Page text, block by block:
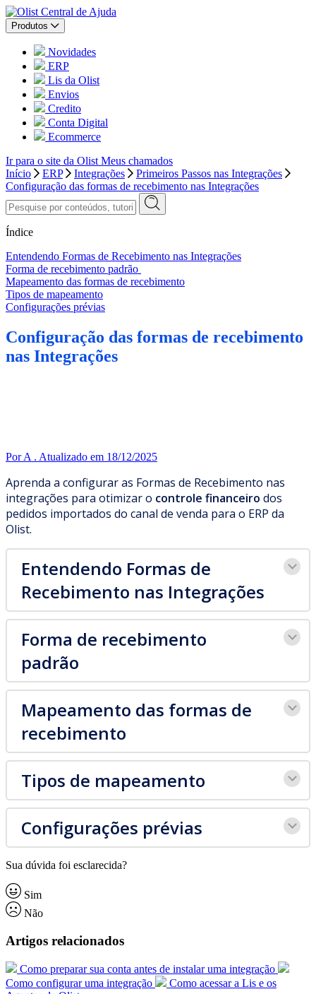
Central de Ajuda
Produtos
Novidades
ERP
Lis da Olist
Envios
Credito
Conta Digital
Ecommerce
Ir para o site da Olist Meus chamados
Início
ERP Integrações
Primeiros Passos nas Integrações
Configuração das formas de recebimento nas Integrações
Índice
Entendendo Formas de Recebimento nas Integrações
Forma de recebimento padrão
Mapeamento das formas de recebimento
Tipos de mapeamento
Configurações prévias
Configuração das formas de recebimento
nas Integrações
Por A . Atualizado em 18/12/2025
Aprenda a configurar as Formas de Recebimento nas
integrações para otimizar o controle financeiro dos
pedidos importados do canal de venda para o ERP da
Olist.
Entendendo Formas de
Recebimento nas Integrações
Forma de recebimento
padrão
Mapeamento das formas de
recebimento
Tipos de mapeamento
Configurações prévias
Sua dúvida foi esclarecida?
Sim
Não
Artigos relacionados
Como preparar sua conta antes de instalar uma integração
Como configurar uma integração
Como acessar a Lis e os